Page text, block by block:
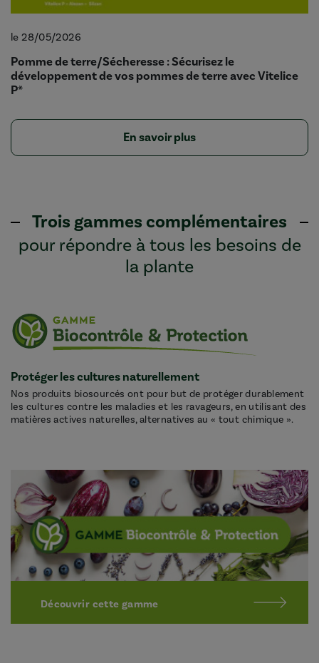
le 28/05/2026
Pomme de terre/Sécheresse : Sécurisez le
développement de vos pommes de terre avec Vitelice
P*
En savoir plus
Trois gammes complémentaires
pour répondre à tous les besoins de
la plante
Protéger les cultures naturellement
Nos produits biosourcés ont pour but de protéger durablement
les cultures contre les maladies et les ravageurs, en utilisant des
matières actives naturelles, alternatives au « tout chimique ».
Découvrir cette gamme